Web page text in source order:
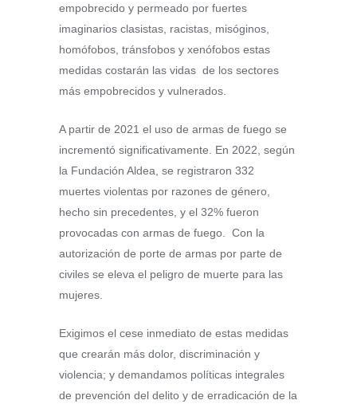
empobrecido y permeado por fuertes
imaginarios clasistas, racistas, misóginos,
homófobos, tránsfobos y xenófobos estas
medidas costarán las vidas de los sectores
más empobrecidos y vulnerados.
A partir de 2021 el uso de armas de fuego se
incrementó significativamente. En 2022, según
la Fundación Aldea, se registraron 332
muertes violentas por razones de género,
hecho sin precedentes, y el 32% fueron
provocadas con armas de fuego. Con la
autorización de porte de armas por parte de
civiles se eleva el peligro de muerte para las
mujeres.
Exigimos el cese inmediato de estas medidas
que crearán más dolor, discriminación y
violencia; y demandamos políticas integrales
de prevención del delito y de erradicación de la